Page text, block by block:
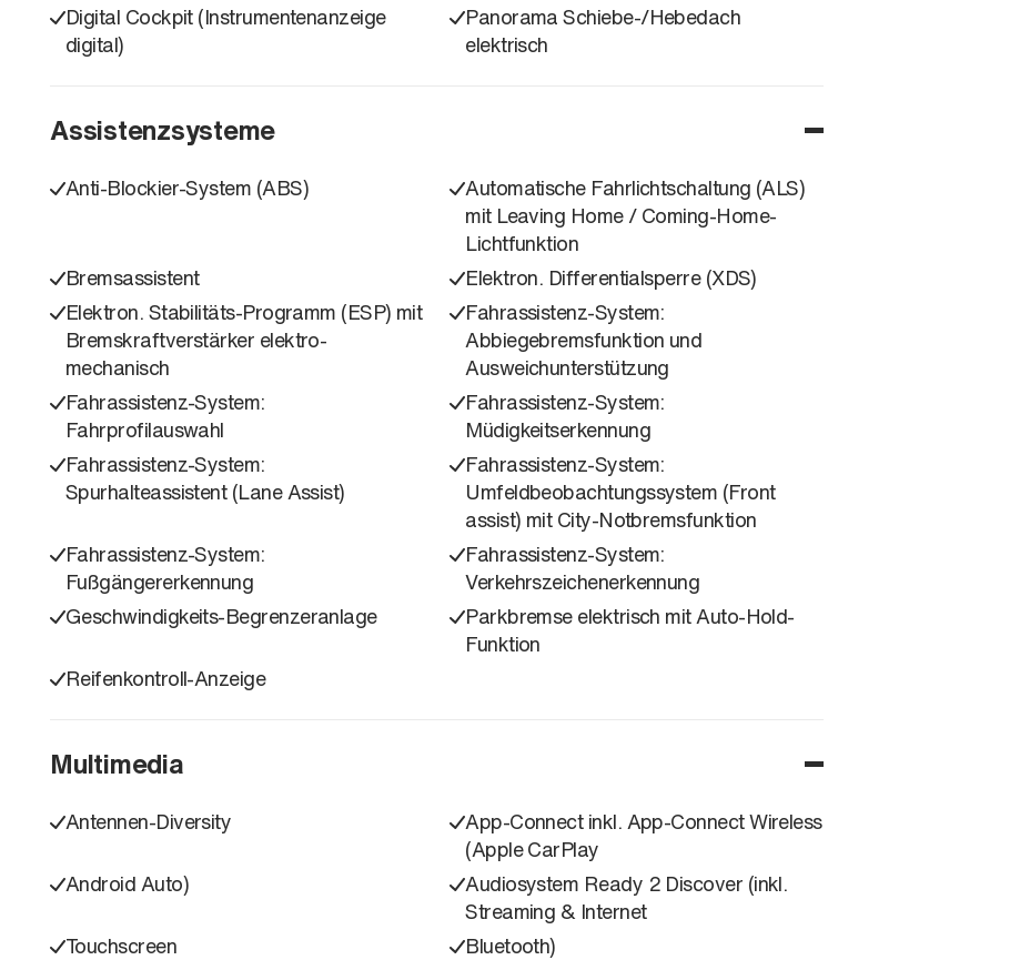
Digital Cockpit (Instrumentenanzeige
digital)
Panorama Schiebe-/Hebedach
elektrisch
Assistenzsysteme
Anti-Blockier-System (ABS)
Automatische Fahrlichtschaltung (ALS)
mit Leaving Home / Coming-Home-
Lichtfunktion
Bremsassistent
Elektron. Differentialsperre (XDS)
Elektron. Stabilitäts-Programm (ESP) mit
Bremskraftverstärker elektro-
mechanisch
Fahrassistenz-System:
Abbiegebremsfunktion und
Ausweichunterstützung
Fahrassistenz-System:
Fahrprofilauswahl
Fahrassistenz-System:
Müdigkeitserkennung
Fahrassistenz-System:
Spurhalteassistent (Lane Assist)
Fahrassistenz-System:
Umfeldbeobachtungssystem (Front
assist) mit City-Notbremsfunktion
Fahrassistenz-System:
Fußgängererkennung
Fahrassistenz-System:
Verkehrszeichenerkennung
Geschwindigkeits-Begrenzeranlage
Parkbremse elektrisch mit Auto-Hold-
Funktion
Reifenkontroll-Anzeige
Multimedia
Antennen-Diversity
App-Connect inkl. App-Connect Wireless
(Apple CarPlay
Android Auto)
Audiosystem Ready 2 Discover (inkl.
Streaming & Internet
Touchscreen
Bluetooth)